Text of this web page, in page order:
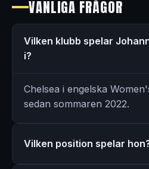
VANLIGA FRÅGOR
Vilken klubb spelar
i?
Chelsea i engelska
sedan sommaren 2022.
Vilken position spelar